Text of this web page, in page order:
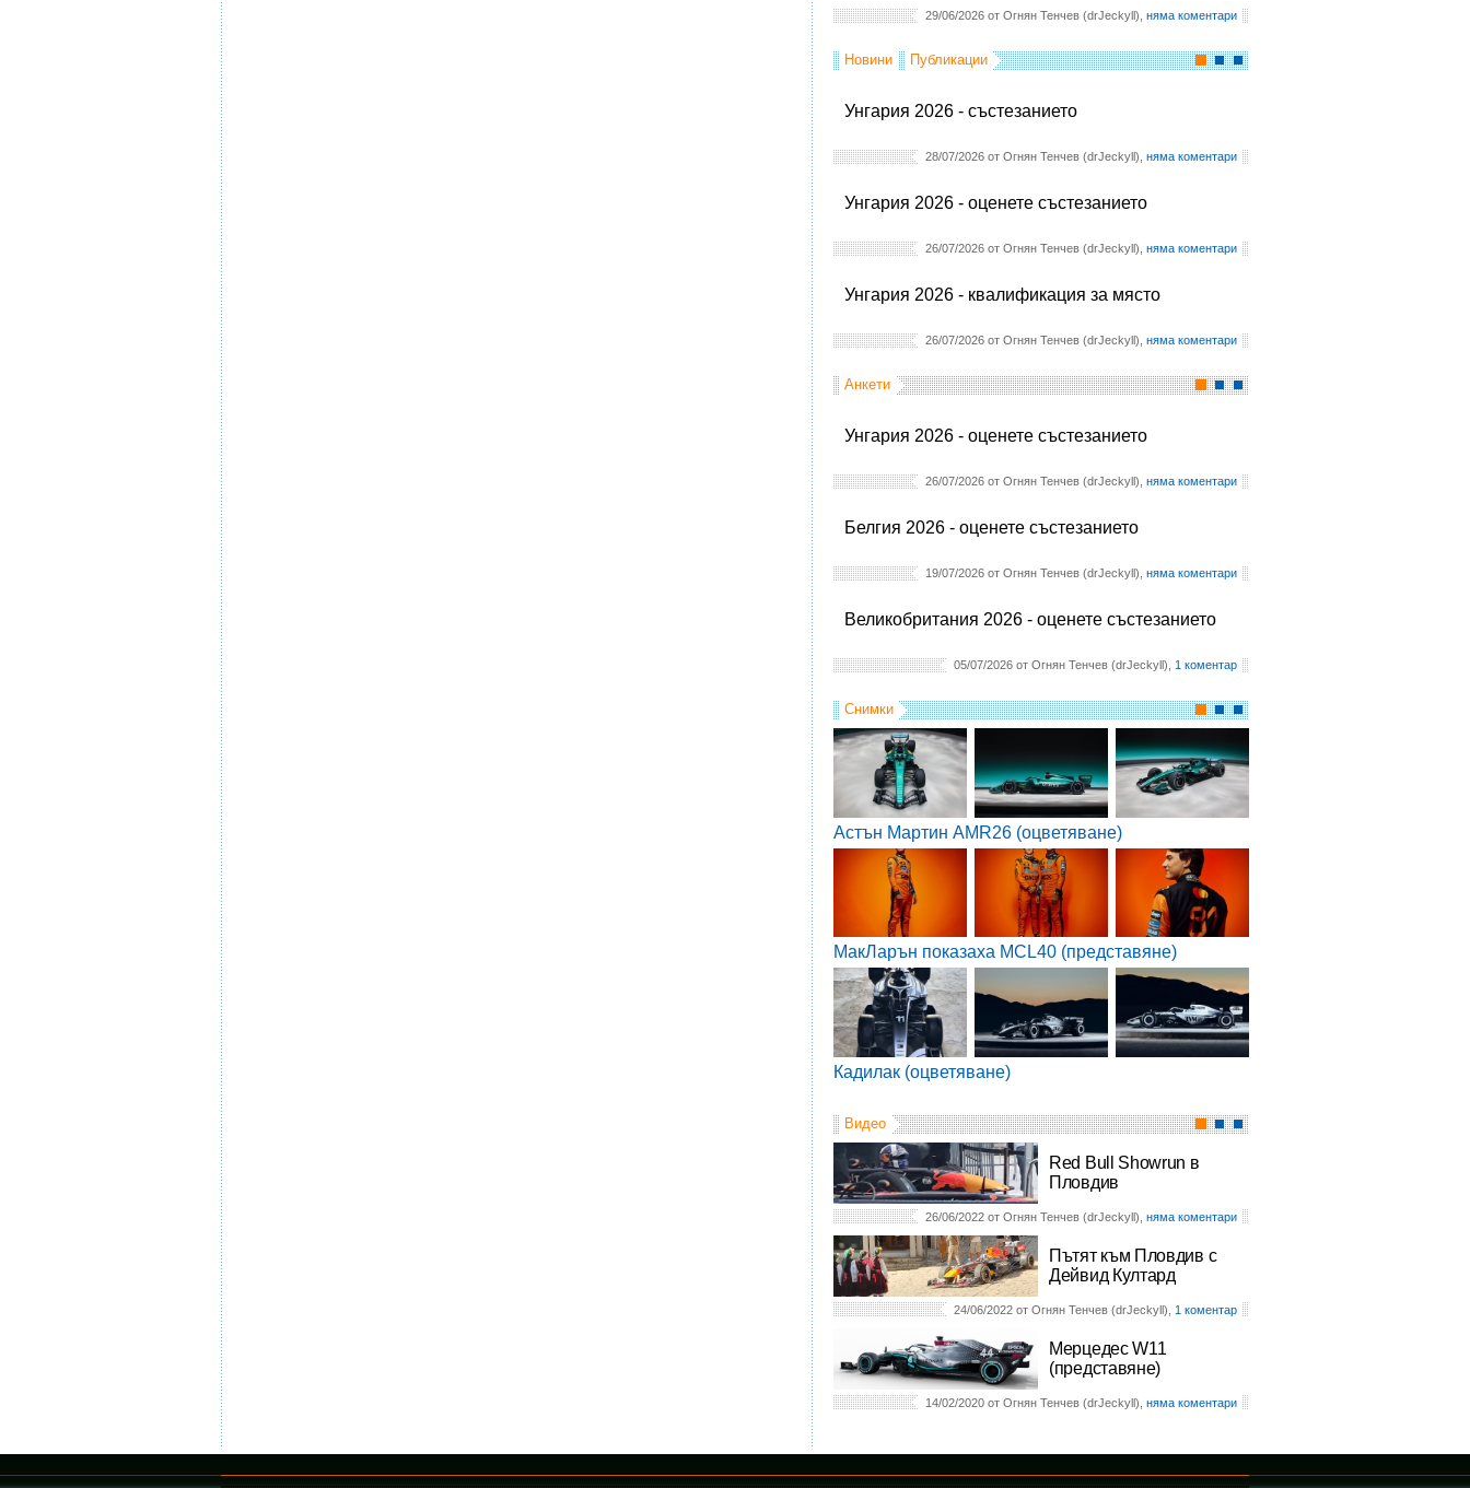
29/06/2026 от Огнян Тенчев (drJeckyll), няма коментари
Новини Публикации
Унгария 2026 - състезанието
28/07/2026 от Огнян Тенчев (drJeckyll), няма коментари
Унгария 2026 - оценете състезанието
26/07/2026 от Огнян Тенчев (drJeckyll), няма коментари
Унгария 2026 - квалификация за място
26/07/2026 от Огнян Тенчев (drJeckyll), няма коментари
Анкети
Унгария 2026 - оценете състезанието
26/07/2026 от Огнян Тенчев (drJeckyll), няма коментари
Белгия 2026 - оценете състезанието
19/07/2026 от Огнян Тенчев (drJeckyll), няма коментари
Великобритания 2026 - оценете състезанието
05/07/2026 от Огнян Тенчев (drJeckyll), 1 коментар
Снимки
Астън Мартин AMR26 (оцветяване)
МакЛарън показаха MCL40 (представяне)
Кадилак (оцветяване)
Видео
Red Bull Showrun в
Пловдив
26/06/2022 от Огнян Тенчев (drJeckyll), няма коментари
Пътят към Пловдив с
Дейвид Култард
24/06/2022 от Огнян Тенчев (drJeckyll), 1 коментар
Мерцедес W11
(представяне)
14/02/2020 от Огнян Тенчев (drJeckyll), няма коментари